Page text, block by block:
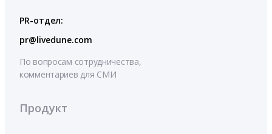
PR-отдел:
pr@livedune.com
По вопросам сотрудничества,
комментариев для СМИ
Продукт